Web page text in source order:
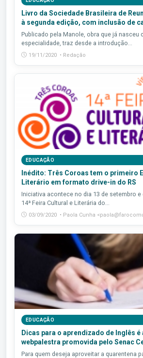
Livro da Sociedade Brasileira de
à segunda edição, com inclusão de
Publicado pela Manole, obra que já nasceu
especialidade, traz desde a introdução...
19/11/2020 • Redação
EDUCAÇÃO
Inédito: Três Coroas tem o primeiro
Literário em formato drive-in do RS
Iniciativa acontece no dia 13 de setembro e
14ª Feira Cultural e Literária do...
03/09/2020 • Paola Cunha
EDUCAÇÃO
Dicas para o aprendizado de Inglês é
webpalestra promovida pelo Senac
Para quem deseja aproveitar a quarentena